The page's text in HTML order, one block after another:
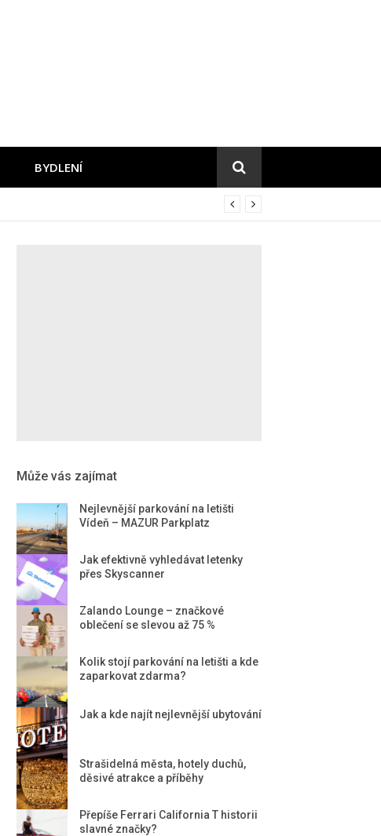
BYDLENÍ
Může vás zajímat
Nejlevnější parkování na letišti
Vídeň – MAZUR Parkplatz
Jak efektivně vyhledávat letenky
přes Skyscanner
Zalando Lounge – značkové
oblečení se slevou až 75 %
Kolik stojí parkování na letišti a kde
zaparkovat zdarma?
Jak a kde najít nejlevnější ubytování
Strašidelná města, hotely duchů,
děsivé atrakce a příběhy
Přepíše Ferrari California T historii
slavné značky?